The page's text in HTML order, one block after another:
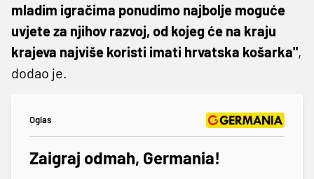
mladim igračima ponudimo najbolje moguće
uvjete za njihov razvoj, od kojeg će na kraju
krajeva najviše koristi imati hrvatska košarka",
dodao je.
Oglas
Zaigraj odmah, Germania!